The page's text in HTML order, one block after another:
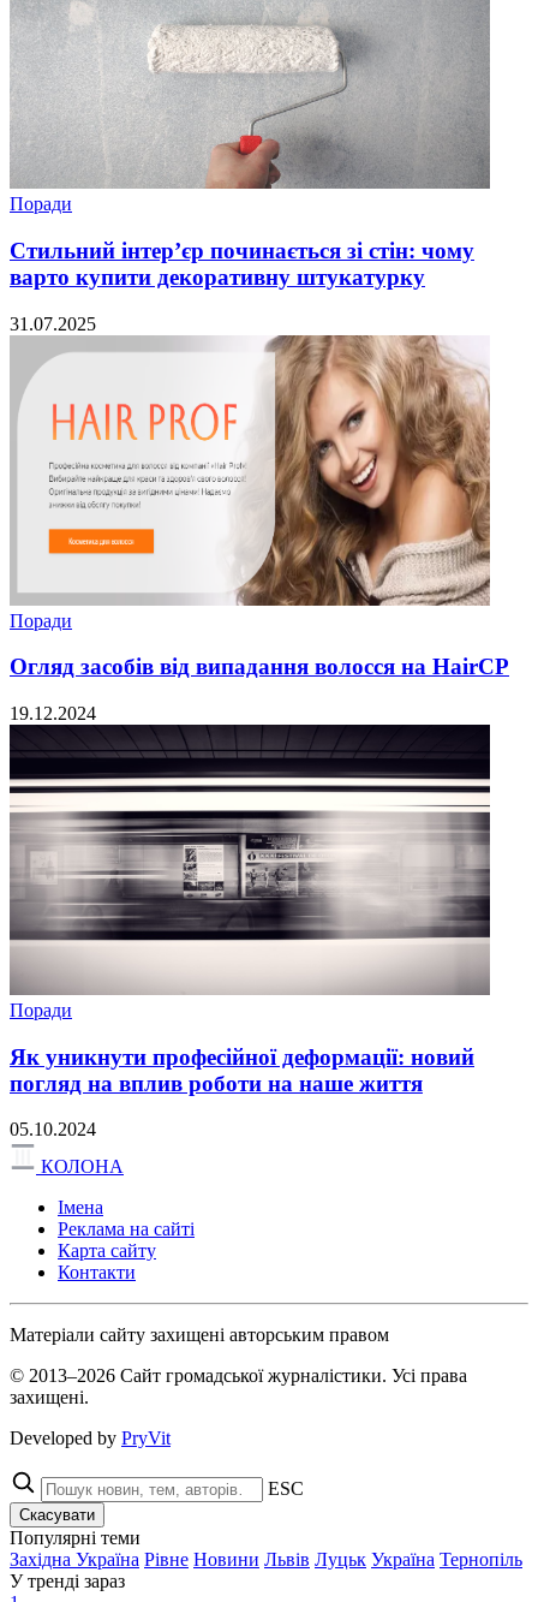
Поради
Стильний інтер’єр починається зі стін: чому
варто купити декоративну штукатурку
31.07.2025
Поради
Огляд засобів від випадання волосся на HairCP
19.12.2024
Поради
Як уникнути професійної деформації: новий
погляд на вплив роботи на наше життя
05.10.2024
КОЛОНА
Імена
Реклама на сайті
Карта сайту
Контакти
Матеріали сайту захищені авторським правом
© 2013–2026 Сайт громадської журналістики. Усі права
захищені.
Developed by PryVit
ESC
Скасувати
Популярні теми
Західна Україна Рівне Новини Львів Луцьк Україна Тернопіль
У тренді зараз